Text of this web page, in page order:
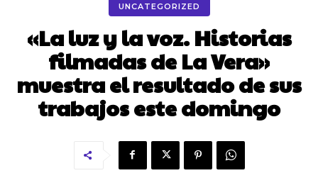
UNCATEGORIZED
«La luz y la voz. Historias
filmadas de La Vera»
muestra el resultado de sus
trabajos este domingo